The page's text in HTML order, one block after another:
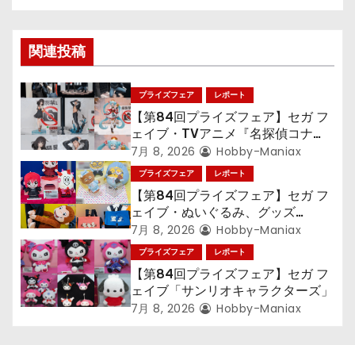
ン
関連投稿
プライズフェア レポート
【第84回プライズフェア】セガ フ
ェイブ・TVアニメ『名探偵コナ
ン』TVアニメ『呪術廻戦』『〈物
語〉シリーズ』「初音ミク」
7月 8, 2026 Hobby-Maniax
プライズフェア レポート
【第84回プライズフェア】セガ フ
ェイブ・ぬいぐるみ、グッズ
『LiSA』『ミニオン』『おさるの
ジョージ』『ポケットモンスター』
7月 8, 2026 Hobby-Maniax
プライズフェア レポート
【第84回プライズフェア】セガ フ
ェイブ「サンリオキャラクターズ」
7月 8, 2026 Hobby-Maniax